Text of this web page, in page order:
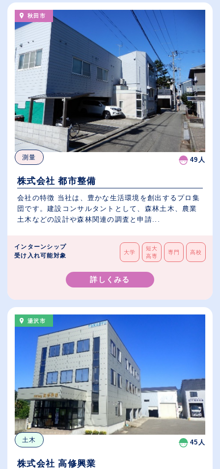
秋田市
測量 49人
株式会社 都市整備
会社の特徴 当社は、豊かな生活環境を創出するプロ集
団です。建設コンサルタントとして、森林土木、農業
土木などの設計や森林関連の調査と申請...
インターンシップ
受け入れ可能対象
大学
短大
高専
専門 高校
詳しくみる
湯沢市
土木 45人
株式会社 高修興業